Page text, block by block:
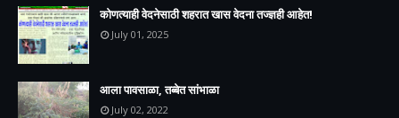
कोणत्याही वेदनेसाठी शहरात खास वेदना तज्ज्ञही आहेत!
July 01, 2025
आला पावसाळा, तब्बेत सांभाळा
July 02, 2022